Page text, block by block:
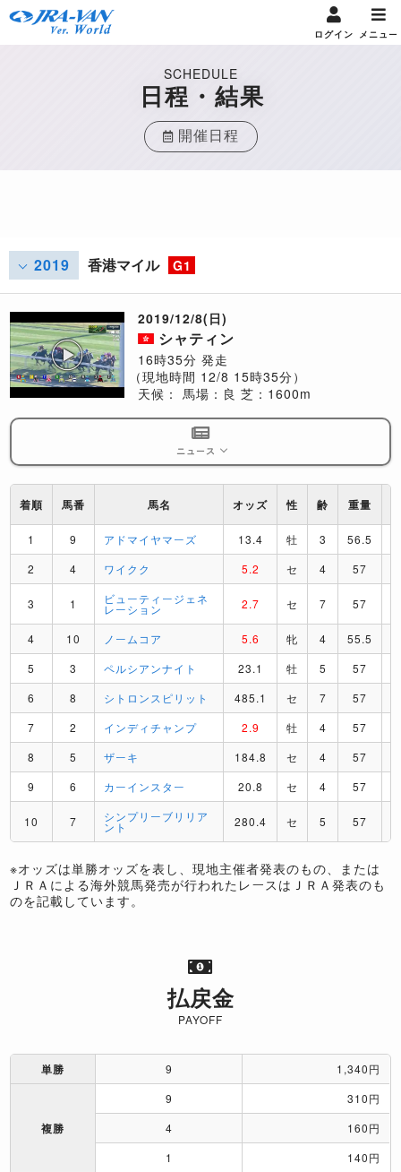
ログイン メニュー
SCHEDULE
日程・結果
開催日程
2019 香港マイル G1
2019/12/8(日)
シャティン
16時35分 発走
（現地時間 12/8 15時35分）
天候： 馬場：良 芝：1600m
ニュース
着順 馬番 馬名 オッズ 性 齢 重量
1 9 アドマイヤマーズ 13.4 牡 3 56.5
2
4 ワイクク 5.2 セ 4 57
3 1 ビューティージェネ
レーション 2.7 セ 7 57
4 10 ノームコア 5.6 牝 4 55.5
5
3 ペルシアンナイト 23.1 牡 5 57
6
8 シトロンスピリット 485.1 セ 7 57
7
2 インディチャンプ 2.9 牡 4 57
8
5 ザーキ 184.8 セ 4 57
9
6 カーインスター 20.8 セ 4 57
10 7 シンプリーブリリア
ント 280.4 セ 5 57
※オッズは単勝オッズを表し、現地主催者発表のもの、または
ＪＲＡによる海外競馬発売が行われたレースはＪＲＡ発表のも
のを記載しています。
払戻金
PAYOFF
単勝 9 1,340円
複勝
9
310円
4
160円
1
140円